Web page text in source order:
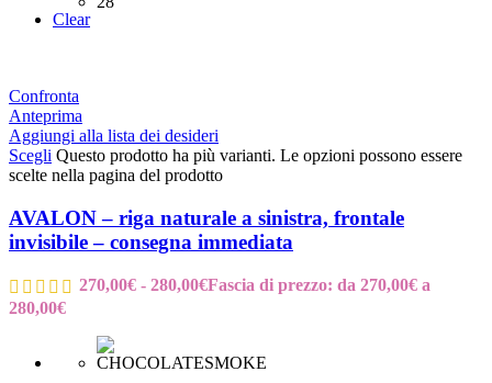
Clear
Confronta
Anteprima
Aggiungi alla lista dei desideri
Scegli Questo prodotto ha più varianti. Le opzioni possono essere
scelte nella pagina del prodotto
AVALON – riga naturale a sinistra, frontale
invisibile – consegna immediata
270,00€ - 280,00€Fascia di prezzo: da 270,00€ a
280,00€